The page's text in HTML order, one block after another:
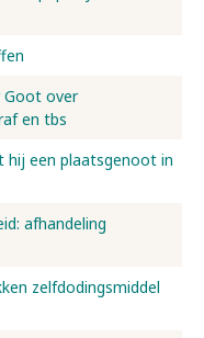
Goot over
en tbs
hij een plaatsgenoot in
afhandeling
zelfdodingsmiddel